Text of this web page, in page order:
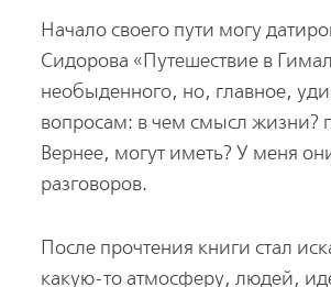
Начало своего пути могу
Сидорова «Путешествие в
необыденного, но, главное,
вопросам: в чем смысл жизни?
Вернее, могут иметь? У меня
разговоров.
После прочтения книги стал
какую-то атмосферу, людей,